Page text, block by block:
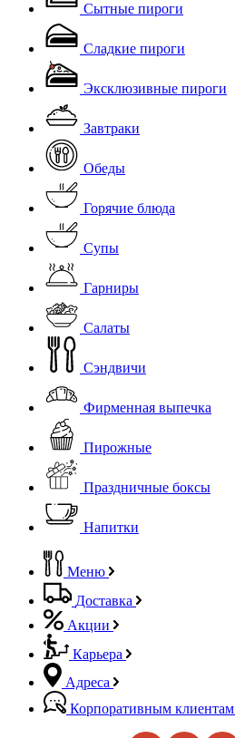
Сытные пироги
Сладкие пироги
Эксклюзивные пироги
Завтраки
Обеды
Горячие блюда
Супы
Гарниры
Салаты
Сэндвичи
Фирменная выпечка
Пирожные
Праздничные боксы
Напитки
Меню
Доставка
Акции
Карьера
Адреса
Корпоративным клиентам